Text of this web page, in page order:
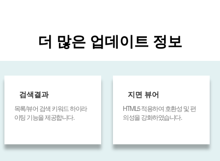
더 많은 업데이트 정보
검색결과
목록/뷰어 검색 키워드 하이라
이팅 기능을 제공합니다.
지면 뷰어
HTML5 적용하여 호환성 및 편
의성을 강화하였습니다.